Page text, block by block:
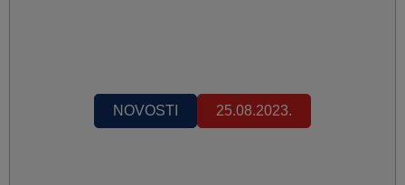
NOVOSTI 25.08.2023.